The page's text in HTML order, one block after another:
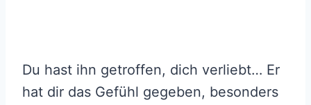
Du hast ihn getroffen, dich verliebt… Er
hat dir das Gefühl gegeben, besonders